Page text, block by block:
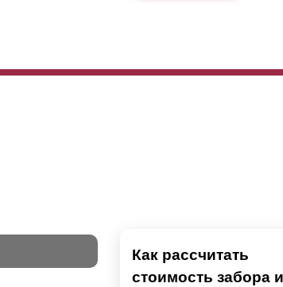
Как рассчитать
стоимость забора и